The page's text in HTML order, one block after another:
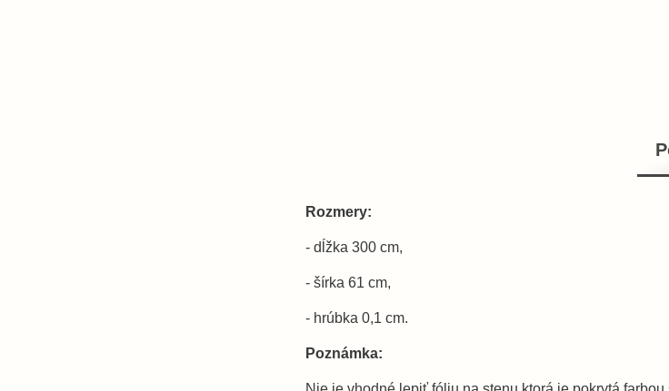
Rozmery:
- dĺžka 300 cm,
- šírka 61 cm,
- hrúbka 0,1 cm.
Poznámka: